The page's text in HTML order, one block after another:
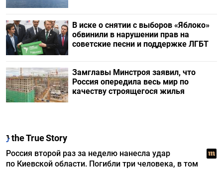
В иске о снятии с выборов «Яблоко»
обвинили в нарушении прав на
советские песни и поддержке ЛГБТ
Замглавы Минстроя заявил, что
Россия опередила весь мир по
качеству строящегося жилья